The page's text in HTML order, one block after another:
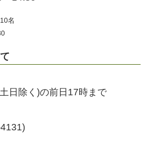
名
日除く)の前日17時まで